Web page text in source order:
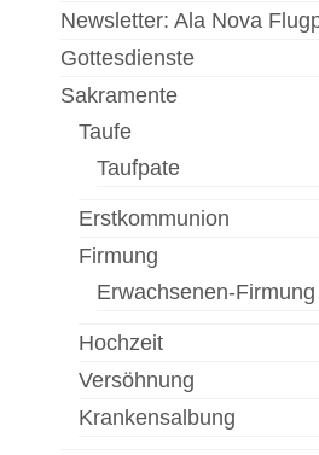
Familienmesse
Menschen
Mannswörth
Newsfeed
Kontakt
Gottesdienste
Unser Angebot
Newsletter: Ala Nova
Gottesdienste
Sakramente
Taufe
Taufpate
Erstkommunion
Firmung
Erwachsenen-Firmung
Hochzeit
Versöhnung
Krankensalbung